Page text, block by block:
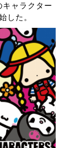
ャラクター
した。